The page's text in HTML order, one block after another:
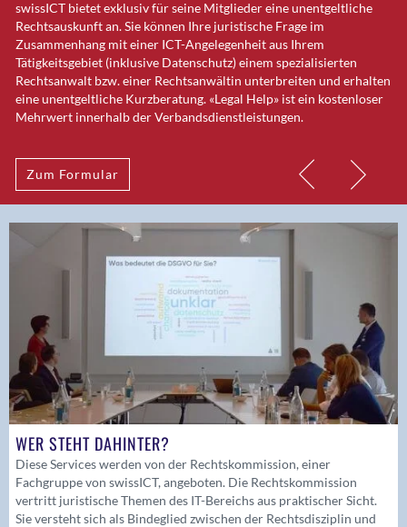
swissICT bietet exklusiv für seine Mitglieder eine unentgeltliche
Rechtsauskunft an. Sie können Ihre juristische Frage im
Zusammenhang mit einer ICT-Angelegenheit aus Ihrem
Tätigkeitsgebiet (inklusive Datenschutz) einem spezialisierten
Rechtsanwalt bzw. einer Rechtsanwältin unterbreiten und erhalten
eine unentgeltliche Kurzberatung. «Legal Help» ist ein kostenloser
Mehrwert innerhalb der Verbandsdienstleistungen.
Zum Formular
IT-Modellverträge minimieren Risiken. Sie werden seit Jahren in
einer paritätischen Arbeitsgruppe von swissICT und SWICO von
Anwälten erarbeitet. swissICT Mitglieder geniessen
Sonderkonditionen.
Mehr erfahren
Die Rechtskommission hat im Frühjahr 2018 häufige Fragen und
Anworten zu den wichtigsten Inhalten der Datenschutz-
Grundverordnung der EU zusammengestellt.
Mehr erfahren
WER STEHT DAHINTER?
Diese Services werden von der Rechtskommission, einer
Fachgruppe von swissICT, angeboten. Die Rechtskommission
vertritt juristische Themen des IT-Bereichs aus praktischer Sicht.
Sie versteht sich als Bindeglied zwischen der Rechtsdisziplin und